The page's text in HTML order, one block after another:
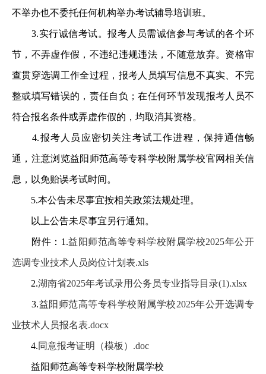
不举办也不委托任何机构举办考试辅导培训班。
3.实行诚信考试。报考人员需诚信参与考试的各个环
节，不弄虚作假，不违纪违规违法，不随意放弃。资格审
查贯穿选调工作全过程，报考人员填写信息不真实、不完
整或填写错误的，责任自负；在任何环节发现报考人员不
符合报名条件或弄虚作假的，均取消其资格。
4.报考人员应密切关注考试工作进程，保持通信畅
通，注意浏览益阳师范高等专科学校附属学校官网相关信
息，以免贻误考试时间。
5.本公告未尽事宜按相关政策法规处理。
以上公告未尽事宜另行通知。
附件：1.益阳师范高等专科学校附属学校2025年公开
选调专业技术人员岗位计划表.xls
2.湖南省2025年考试录用公务员专业指导目录(1).xlsx
3.益阳师范高等专科学校附属学校2025年公开选调专
业技术人员报名表.docx
4.同意报考证明（模板）.doc
益阳师范高等专科学校附属学校